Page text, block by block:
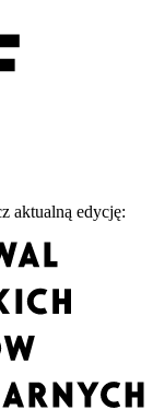
aktualną edycję: